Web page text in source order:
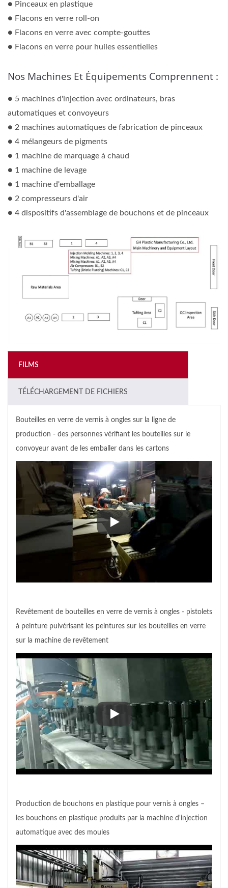
● Pinceaux en plastique
● Flacons en verre roll-on
● Flacons en verre avec compte-gouttes
● Flacons en verre pour huiles essentielles
Nos Machines Et Équipements Comprennent :
● 5 machines d'injection avec ordinateurs, bras
automatiques et convoyeurs
● 2 machines automatiques de fabrication de pinceaux
● 4 mélangeurs de pigments
● 1 machine de marquage à chaud
● 1 machine de levage
● 1 machine d'emballage
● 2 compresseurs d'air
● 4 dispositifs d'assemblage de bouchons et de pinceaux
FILMS
TÉLÉCHARGEMENT DE FICHIERS
Bouteilles en verre de vernis à ongles sur la ligne de
production - des personnes vérifiant les bouteilles sur le
convoyeur avant de les emballer dans les cartons
Bouteilles en verre de vernis à
Revêtement de bouteilles en verre de vernis à ongles - pistolets
à peinture pulvérisant les peintures sur les bouteilles en verre
sur la machine de revêtement
Revêtement de bouteilles en
Production de bouchons en plastique pour vernis à ongles –
les bouchons en plastique produits par la machine d'injection
automatique avec des moules